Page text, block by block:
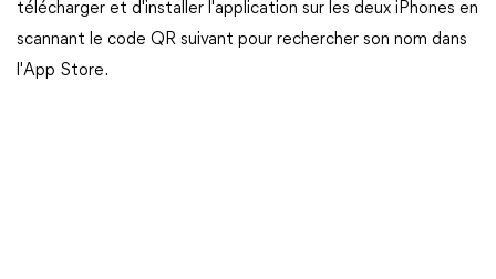
télécharger et d'installer l'application sur les deux iPhones en
scannant le code QR suivant pour rechercher son nom dans
l'App Store.